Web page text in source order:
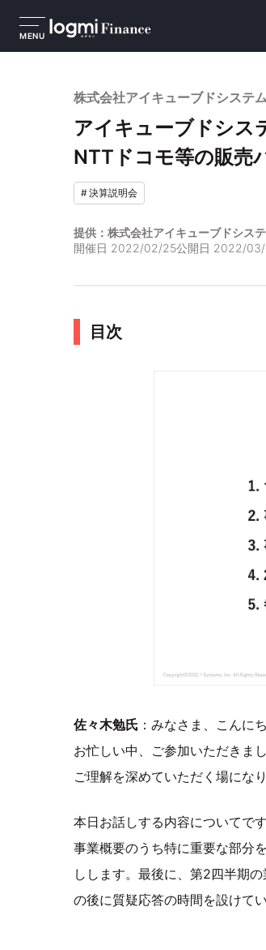
MENU
株式会社アイキューブドシステ
アイキューブドシス
NTTドコモ等の販売
#決算説明会
提供：株式会社アイキューブドシス
開催日 2022/02/25公開日 2022/03/
目次
佐々木勉氏 ：みなさま、こんに
お忙しい中、ご参加いただきま
ご理解を深めていただく場にな
本日お話しする内容についてで
事業概要のうち特に重要な部分
しします。最後に、第2四半期
の後に質疑応答の時間を設けてい